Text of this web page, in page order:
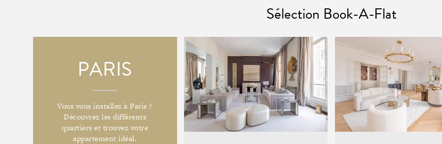
Sélection Book-A-Flat
PARIS
Vous vous installez à Paris ?
Découvrez les différents
quartiers et trouvez votre
appartement idéal.